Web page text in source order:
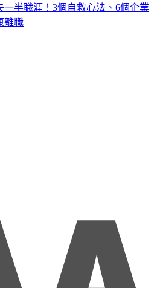
半職涯！3個自救心法、6個企業
離職